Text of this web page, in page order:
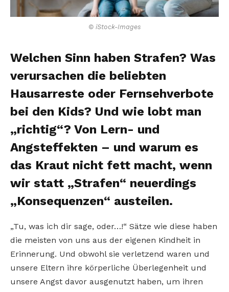
© iStock-Images
Welchen Sinn haben Strafen? Was
verursachen die beliebten
Hausarreste oder Fernsehverbote
bei den Kids? Und wie lobt man
„richtig“? Von Lern- und
Angsteffekten – und warum es
das Kraut nicht fett macht, wenn
wir statt „Strafen“ neuerdings
„Konsequenzen“ austeilen.
„Tu, was ich dir sage, oder…!“ Sätze wie diese haben
die meisten von uns aus der eigenen Kindheit in
Erinnerung. Und obwohl sie verletzend waren und
unsere Eltern ihre körperliche Überlegenheit und
unsere Angst davor ausgenutzt haben, um ihren